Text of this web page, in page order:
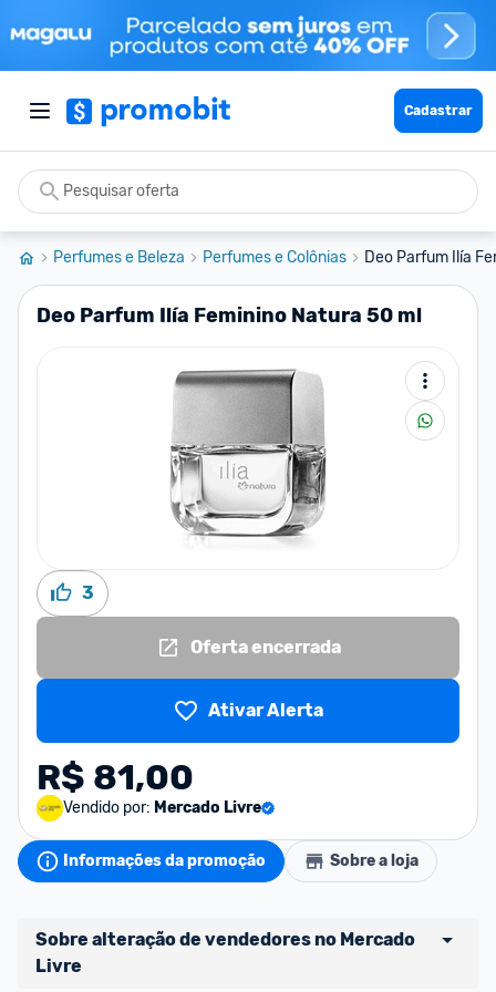
Cadastrar
Perfumes e Beleza Perfumes e Colônias Deo Parfum Ilía
Deo Parfum Ilía Feminino Natura 50 ml
3
Oferta encerrada
Ativar Alerta
R$ 81,00
Vendido por: Mercado Livre
Informações da promoção Sobre a loja
Sobre alteração de vendedores no Mercado
Livre